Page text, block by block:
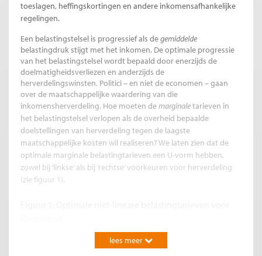
toeslagen, heffingskortingen en andere inkomensafhankelijke
regelingen.
Een belastingstelsel is progressief als degemiddelde
belastingdruk stijgt met het inkomen. De optimale progressie
van het belastingstelsel wordt bepaald door enerzijds de
doelmatigheidsverliezen en anderzijds de
herverdelingswinsten. Politici – en niet de economen – gaan
over de maatschappelijke waardering van die
inkomensherverdeling. Hoe moeten demarginaletarieven in
het belastingstelsel verlopen als de overheid bepaalde
doelstellingen van herverdeling tegen de laagste
maatschappelijke kosten wil realiseren? We laten zien dat de
optimale marginale belastingtarieven een U-vorm hebben,
zowel bij ‘linkse’ als bij ’rechtse’ voorkeuren voor herverdeling
(zie figuur 1).
lees meer